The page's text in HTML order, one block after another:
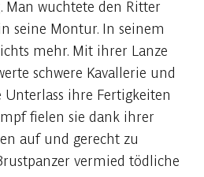
Man wuchtete den Ritter
seine Montur. In seinem
mehr. Mit ihrer Lanze
schwere Kavallerie und
ihre Fertigkeiten
fielen sie dank ihrer
auf und gerecht zu
vermied tödliche